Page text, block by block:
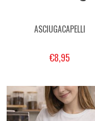
ASCIUGACAPELLI
€8,95